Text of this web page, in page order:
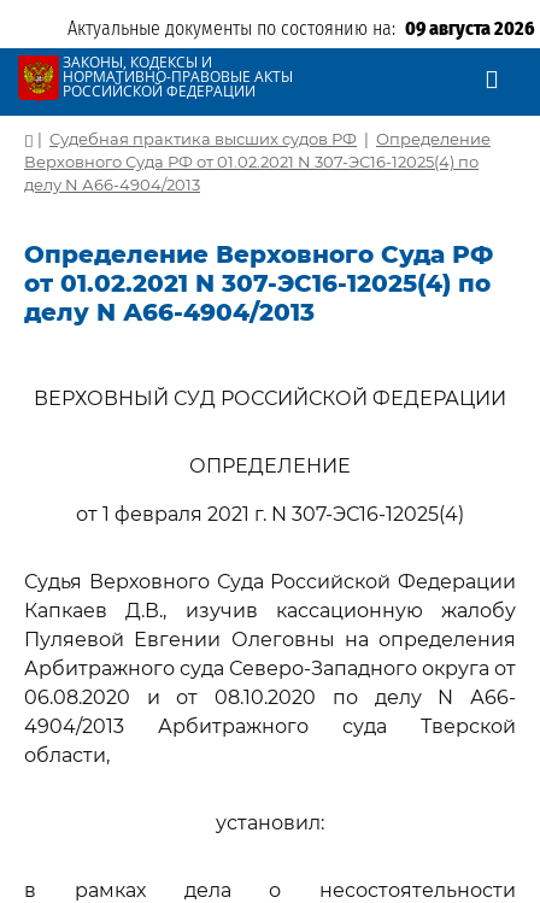
Актуальные документы по состоянию на: 09 августа 2026
ЗАКОНЫ, КОДЕКСЫ И
НОРМАТИВНО-ПРАВОВЫЕ АКТЫ
РОССИЙСКОЙ ФЕДЕРАЦИИ
| Судебная практика высших судов РФ | Определение
Верховного Суда РФ от 01.02.2021 N 307-ЭС16-12025(4) по
делу N А66-4904/2013
Определение Верховного Суда РФ
от 01.02.2021 N 307-ЭС16-12025(4) по
делу N А66-4904/2013
ВЕРХОВНЫЙ СУД РОССИЙСКОЙ ФЕДЕРАЦИИ
ОПРЕДЕЛЕНИЕ
от 1 февраля 2021 г. N 307-ЭС16-12025(4)
Судья Верховного Суда Российской Федерации
Капкаев Д.В., изучив кассационную жалобу
Пуляевой Евгении Олеговны на определения
Арбитражного суда Северо-Западного округа от
06.08.2020 и от 08.10.2020 по делу N А66-
4904/2013 Арбитражного суда Тверской
области,
установил:
в рамках дела о несостоятельности